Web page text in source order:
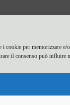
per memorizzare
il consenso può influire